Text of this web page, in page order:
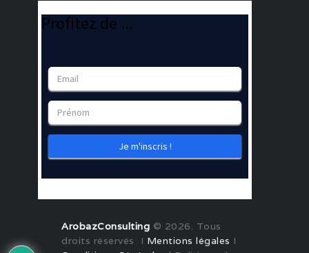
ArobazConsulting © 2026. Tous
droits réservés I Mentions légales I